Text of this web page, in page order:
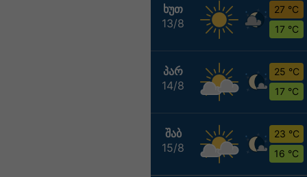
ᲮᲣᲗ
13/8
27 °C
17 °C
ᲞᲐᲠ
14/8
25 °C
17 °C
ᲨᲐᲑ
15/8
23 °C
16 °C